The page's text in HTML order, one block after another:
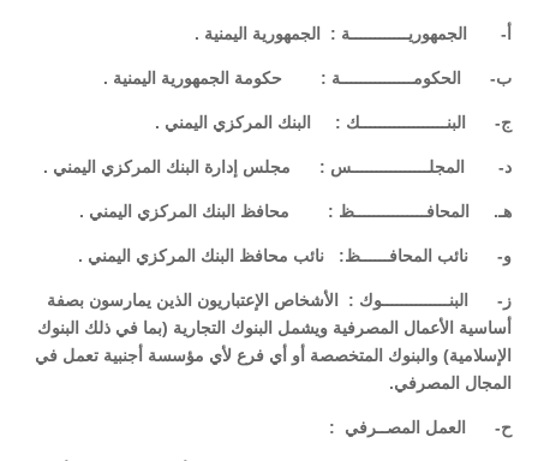
‌أ- الجمهوريــــــــــــة : الجمهورية اليمنية .
‌ب- الحكومـــــــــــــــة : حكومة الجمهورية اليمنية .
‌ج- البنــــــــــــــــــك : البنك المركزي اليمني .
‌د- المجلــــــــــــــــس : مجلس إدارة البنك المركزي اليمني .
هـ. المحافـــــــــــــــظ : محافظ البنك المركزي اليمني .
‌و- نائب المحافــــــظ: نائب محافظ البنك المركزي اليمني .
‌ز- البنــــــــــــــوك : الأشخاص الإعتباريون الذين يمارسون بصفة
أساسية الأعمال المصرفية ويشمل البنوك التجارية (بما في ذلك البنوك
الإسلامية) والبنوك المتخصصة أو أي فرع لأي مؤسسة أجنبية تعمل في
المجال المصرفي.
‌ح- العمل المصــرفي :